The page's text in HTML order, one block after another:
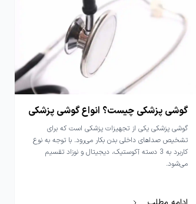
گوشی پزشکی چیست؟ انواع گوشی پزشکی
گوشی پزشکی یکی از تجهیزات پزشکی است که برای
تشخیص صداهای داخلی بدن بکار می‌رود. با توجه به نوع
کاربرد به 3 دسته آکوستیک، دیجیتال و نوزاد تقسیم
می‌شود.